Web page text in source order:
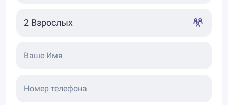
Ваше Имя
Номер телефона